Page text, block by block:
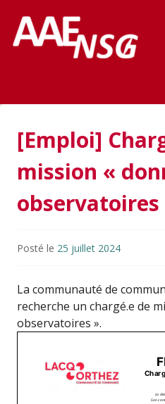
AAE-ENSG
[Emploi]
mission «
observatoires
Posté le 25 juillet 2024
La communauté de
recherche un chargé.e de
observatoires ».